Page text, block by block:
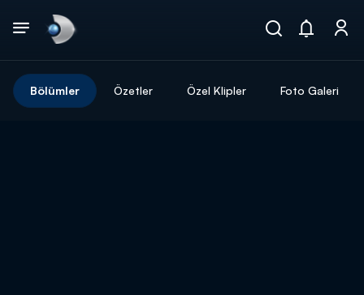
Bölümler Özetler Özel Klipler Foto Galeri